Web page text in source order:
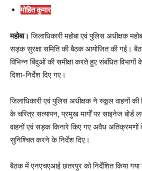
मोहित कुमार
महोबा। जिलाधिकारी महोबा एवं पुलिस अधीक्षक
सड़क सुरक्षा समिति की बैठक आयोजित की गई।
विभिन्न बिंदुओं की समीक्षा करते हुए संबंधित
दिशा-निर्देश दिए गए।
जिलाधिकारी एवं पुलिस अधीक्षक ने स्कूल वाहनों
के चरित्र सत्यापन, प्रमुख मार्गों पर साइनेज बोर्ड
वाहनों एवं सड़क किनारे किए गए अवैध अतिक्रमणों के
सुनिश्चित करने के निर्देश दिए।
बैठक में एनएचएआई छतरपुर को निर्देशित किया गया